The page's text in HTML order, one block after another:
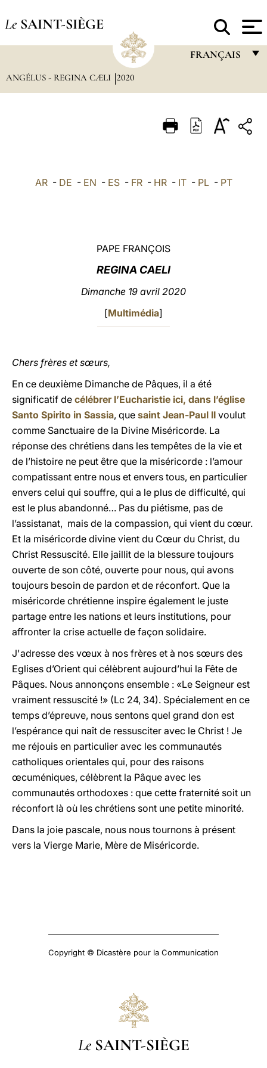
Le SAINT-SIÈGE
FRANÇAIS
ITALIANO
ANGÉLUS - REGINA CÆLI 2020
AR- DE - EN - ES- FR- HR- IT- PL- PT
PAPE FRANÇOIS
REGINA CAELI
Dimanche 19 avril 2020
[Multimédia]
Chers frères et sœurs,
En ce deuxième Dimanche de Pâques, il a été
significatif de célébrer l’Eucharistie ici, dans l’église
Santo Spirito in Sassia, que saint Jean-Paul II voulut
comme Sanctuaire de la Divine Miséricorde. La
réponse des chrétiens dans les tempêtes de la vie et
de l’histoire ne peut être que la miséricorde : l’amour
compatissant entre nous et envers tous, en particulier
envers celui qui souffre, qui a le plus de difficulté, qui
est le plus abandonné… Pas du piétisme, pas de
l’assistanat, mais de la compassion, qui vient du cœur.
Et la miséricorde divine vient du Cœur du Christ, du
Christ Ressuscité. Elle jaillit de la blessure toujours
ouverte de son côté, ouverte pour nous, qui avons
toujours besoin de pardon et de réconfort. Que la
miséricorde chrétienne inspire également le juste
partage entre les nations et leurs institutions, pour
affronter la crise actuelle de façon solidaire.
J'adresse des vœux à nos frères et à nos sœurs des
Eglises d’Orient qui célèbrent aujourd’hui la Fête de
Pâques. Nous annonçons ensemble : «Le Seigneur est
vraiment ressuscité !» (Lc 24, 34). Spécialement en ce
temps d’épreuve, nous sentons quel grand don est
l’espérance qui naît de ressusciter avec le Christ ! Je
me réjouis en particulier avec les communautés
catholiques orientales qui, pour des raisons
œcuméniques, célèbrent la Pâque avec les
communautés orthodoxes : que cette fraternité soit un
réconfort là où les chrétiens sont une petite minorité.
Dans la joie pascale, nous nous tournons à présent
vers la Vierge Marie, Mère de Miséricorde.
Copyright © Dicastère pour la Communication
Le SAINT-SIÈGE